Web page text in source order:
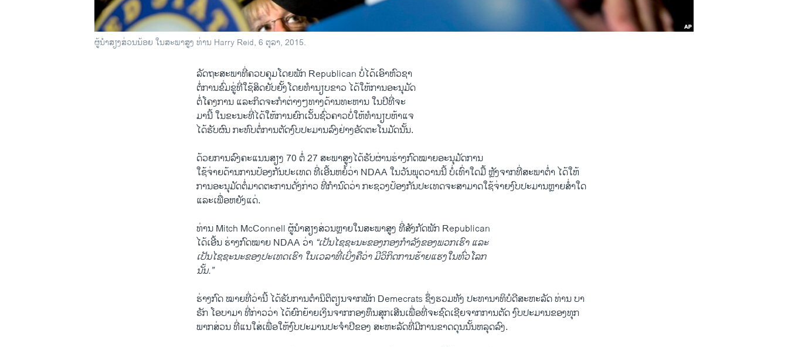
ຜູ້ນຳ​ສຽງສ່ວນນ້ອຍ ໃນສະພາສູງ ທ່ານ Harry Reid, 6 ຕຸລາ, 2015.
ລັດຖະສະພາ​ທີ່ຄວບຄຸມໂດຍ​ພັກ Republican ​ບໍ່ໄດ້ເອົາຫົວຊາ
​ຕໍ່ການຂົ່ມຂູ່​ທີ່​ໃຊ້​ສິດຍັບຍັ້ງໂດຍ​ທຳນຽບຂາວ ໄດ້​ໃຫ້ການອະນຸມັດ
ຕໍ່​ໂຄງການ​ ແລະ​ກິດຈະກຳ​ຕ່າງໆທາງດ້ານ​ທະຫານ ​ໃນ​ປີ​ທີ່​ຈະ​
ມາ​ນີ້ ​ໃນ​ຂະນະ​ທີ່ໄດ້ໃຫ້ການຍົກເວັ້ນ​ຊົ່ວຄາວບໍ່ໃຫ້ທຳນຽບຫ້າ​ແຈ
ໄດ້ຮັບຜົນ ກະທົບ​ຕໍ່​ການ​ຕັດງົບປະມານ​ລົງຢ່າງອັດຕະໂນມັດ​ນັ້ນ.
ດ້ວຍການ​ລົງ​ຄະ​ແນນ​ສຽງ 70 ຕໍ່ 27 ​ສະພາ​ສູງໄດ້ຮັບ​ຜ່ານຮ່າງກົດໝາຍ​ອະນຸມັດການ
ໃຊ້ຈ່າຍດ້ານ​ການ​ປ້ອງ​ກັນ​ປະເທດ ທີ່ເອີ້ນຫຍໍ້ວ່າ NDAA ​ໃນ​ວັນ​ພຸດ​ວານ​ນີ້ ບໍ່​ເທົ່າ​ໃດ​ມື້ ຫຼັງ​ຈາກ​ທີ່​ສະພາ​ຕ່ຳ ​ໄດ້ໃຫ້
ການອະນຸມັດຕໍ່ມາດຕະການດັ່ງກ່າວ ​ທີ່ກຳນົດວ່າ​ ກະຊວງ​ປ້ອງ​ກັນ​ປະ​ເທດ​ຈະ​ສາມາດໃຊ້​ຈ່າຍ​ງົບປະມານຫຼາຍສ່ຳໃດ
ແລະເພື່ອຫຍັງແດ່.
ທ່ານ Mitch McConnell ຜູ້ນຳ​ສຽງ​ສ່ວນ​ຫຼາຍ​ໃນ​ສະພາ​ສູງ ທີ່ສັງກັດ​ພັກ Republican
​ໄດ້​ເອີ້ນ ຮ່າງກົດໝາຍ NDAA ວ່າ “ເປັນໄຊຊະນະ​ຂອງ​ກອງ​ກຳລັງ​ຂອງພວກ​ເຮົາ ​ແລະ​
ເປັນໄຊຊະນະ​ຂອງ​ປະ​ເທດ​ເຮົາ ​ໃນ​ເວລາ​ທີ່​ເບິ່ງ​ຄື​ວ່າ ມີ​ວິ​ກິດ​ການ​ຮ້າຍ​ແຮງ​ໃນທົ່ວ​ໂລກ​
ນັ້ນ.”
ຮ່າງກົດ ​ໝາຍ​ທີ່​ວ່າ​ນີ້ ​ໄດ້​ຮັບການ​ຕຳ​ນິຕິ​ຕຽນ​ຈາກ​ພັກ Demecrats ຊຶ່ງ​ຮວມທັງ ປະທານາ​ທິບໍດີ​ສະຫະລັດ ທ່ານ ບາ
ຣັກ ​ໂອ​ບາ​ມາ ທີ່ກ່າວ​ວ່າ ​ໄດ້​ຍົກຍ້າຍເງິນຈາກກອງ​ທຶນ​ສຸກ​ເສີນ​ເພື່ອ​ທີ່​ຈະ​ຊົດເຊີຍຈາກ​ການ​ຕັດ​ ງົບປະມານຂອງທຸກ
ພາກສ່ວນ ທີ່​ແນໃສ່​ເພື່ອ​ໃຫ້​ງົບປະມານ​ປະຈຳ​ປີ​ຂອງ​ ສະຫະລັດທີ່ມີການຂາດດຸນນັ້ນຫລຸດລົງ.